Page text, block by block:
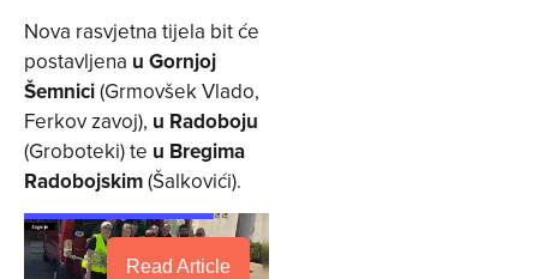
Nova rasvjetna tijela bit će
postavljena u Gornjoj
Šemnici(Grmovšek Vlado,
Ferkov zavoj), u Radoboju
(Groboteki) te u Bregima
Radobojskim(Šalkovići).
Read Article